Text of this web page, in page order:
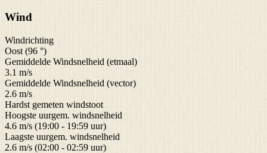
Wind
Windrichting
Oost (96 °)
Gemiddelde Windsnelheid (etmaal)
3.1 m/s
Gemiddelde Windsnelheid (vector)
2.6 m/s
Hardst gemeten windstoot
Hoogste uurgem. windsnelheid
4.6 m/s (19:00 - 19:59 uur)
Laagste uurgem. windsnelheid
2.6 m/s (02:00 - 02:59 uur)